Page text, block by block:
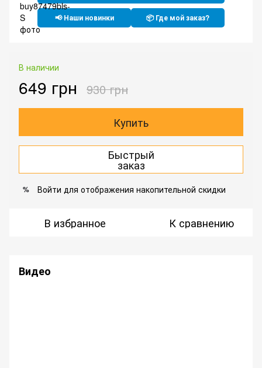
📢 Наши новинки 📦 Где мой заказ?
В наличии
649 грн 930 грн
Купить
Быстрый
заказ
% Войти для отображения накопительной скидки
В избранное К сравнению
Видео